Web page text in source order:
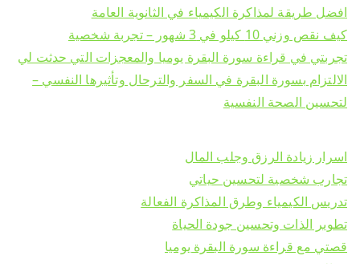
افضل طريقة لمذاكرة الكيمياء في الثانوية العامة
كيف نقص وزني 10 كيلو في 3 شهور – تجربة شخصية
تجربتي في قراءة سورة البقرة يوميا والمعجزات التي حدثت لي
الالتزام بسورة البقرة في السفر والترحال وتأثيرها النفسي –
لتحسين الصحة النفسية
اسرار زيادة الرزق وجلب المال
تجارب شخصية لتحسين حياتي
تدريس الكيمياء وطرق المذاكرة الفعالة
تطوير الذات وتحسين جودة الحياة
قصتي مع قراءة سورة البقرة يوميا